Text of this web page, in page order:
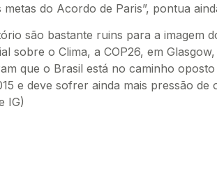
do Acordo de Paris”, pontua
são bastante ruins para a imagem
sobre o Clima, a COP26, em
que o Brasil está no caminho
e deve sofrer ainda mais pressão de
IG)